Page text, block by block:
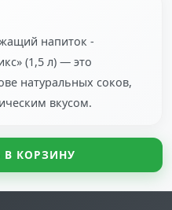
напиток -
(1,5 л) — это
натуральных соков,
вкусом.
В КОРЗИНУ